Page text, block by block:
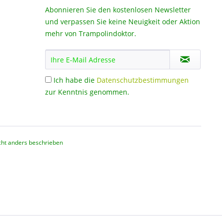
Abonnieren Sie den kostenlosen Newsletter
und verpassen Sie keine Neuigkeit oder Aktion
mehr von Trampolindoktor.
Ich habe die Datenschutzbestimmungen
zur Kenntnis genommen.
anders beschrieben